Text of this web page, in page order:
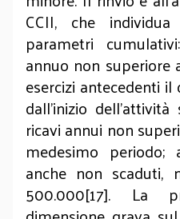
CCII, che
parametri
annuo non
esercizi antecedenti il
dall’inizio
ricavi annui non
medesimo
anche non scaduti,
500.000[17]. La